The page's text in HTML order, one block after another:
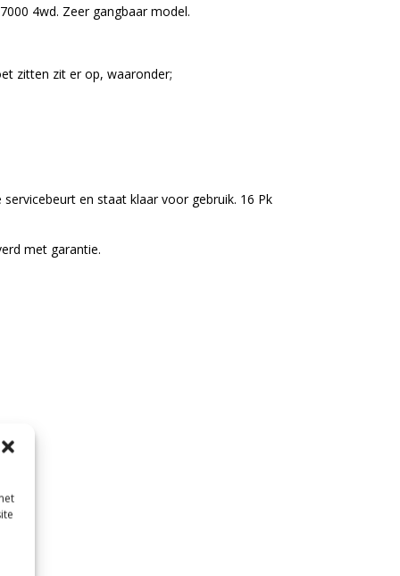
4wd. Zeer gangbaar model.
zitten zit er op, waaronder;
en staat klaar voor gebruik. 16 Pk
met garantie.